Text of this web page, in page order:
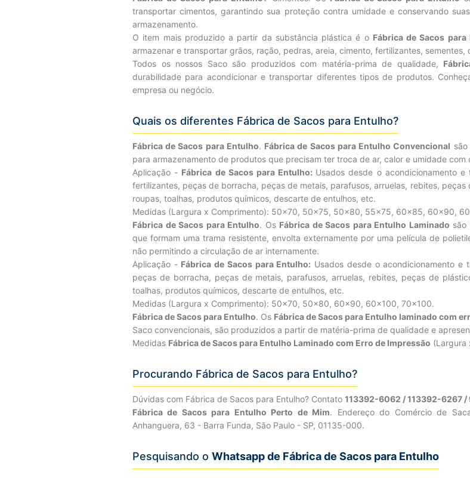
transportar cimentos, garantindo sua proteção contra umidade e conservando
armazenamento.
O item mais produzido a partir da substância plástica é o Fábrica de Sacos para
armazenar e transportar grãos, ração, pedras, areia, cimento, fertilizantes, sementes,
Todos os nossos Saco são produzidos com matéria-prima de qualidade,
durabilidade para acondicionar e transportar diferentes tipos de produtos.
empresa ou negócio.
Quais os diferentes Fábrica de Sacos para Entulho?
Fábrica de Sacos para Entulho. Fábrica de Sacos para Entulho Convencional
para armazenamento de produtos que precisam ter troca de ar, calor e umidade com
Aplicação - Fábrica de Sacos para Entulho: Usados desde o acondicionamento
fertilizantes, peças de borracha, peças de metais, parafusos, arruelas, rebites,
roupas, toalhas, produtos químicos, descarte de entulhos, etc.
Medidas (Largura x Comprimento): 50×70, 50×75, 50×80, 55×75, 60×85, 60×90,
Fábrica de Sacos para Entulho. Os Fábrica de Sacos para Entulho Laminado são
que formam uma trama resistente, envolta externamente por uma película de
não permitindo a circulação de ar internamente.
Aplicação - Fábrica de Sacos para Entulho: Usados desde o acondicionamento e
peças de borracha, peças de metais, parafusos, arruelas, rebites, peças de
toalhas, produtos químicos, descarte de entulhos, etc.
Medidas (Largura x Comprimento): 50×70, 50×80, 60×90, 60×100, 70×100.
Fábrica de Sacos para Entulho. Os Fábrica de Sacos para Entulho laminado com
Saco convencionais, são produzidos a partir de matéria-prima de qualidade e
Medidas Fábrica de Sacos para Entulho Laminado com Erro de Impressão
Procurando Fábrica de Sacos para Entulho?
Dúvidas com Fábrica de Sacos para Entulho? Contato 113392-6062 / 113392-6267
Fábrica de Sacos para Entulho Perto de Mim. Endereço do Comércio de
Anhanguera, 63 - Barra Funda, São Paulo - SP, 01135-000.
Pesquisando o Whatsapp de Fábrica de Sacos para Entulho